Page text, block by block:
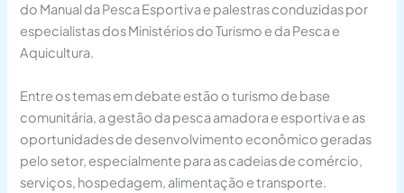
do Manual da Pesca Esportiva e palestras conduzidas por
especialistas dos Ministérios do Turismo e da Pesca e
Aquicultura.
Entre os temas em debate estão o turismo de base
comunitária, a gestão da pesca amadora e esportiva e as
oportunidades de desenvolvimento econômico geradas
pelo setor, especialmente para as cadeias de comércio,
serviços, hospedagem, alimentação e transporte.